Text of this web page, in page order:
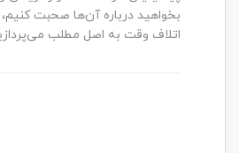
بخواهید درباره آن‌ها صحبت کنیم،
اتلاف وقت به اصل مطلب